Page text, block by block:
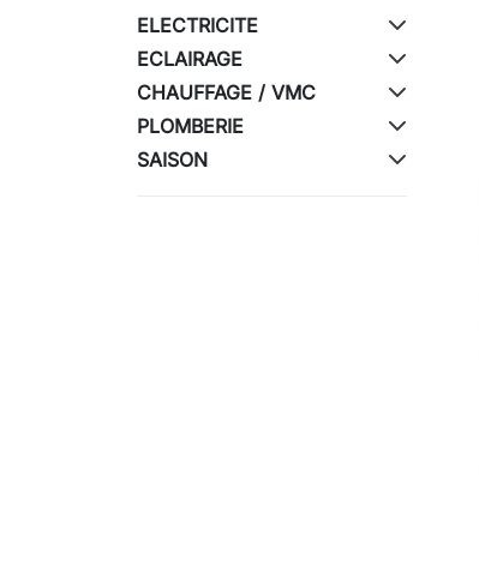
ELECTRICITE
ECLAIRAGE
CHAUFFAGE / VMC
PLOMBERIE
SAISON